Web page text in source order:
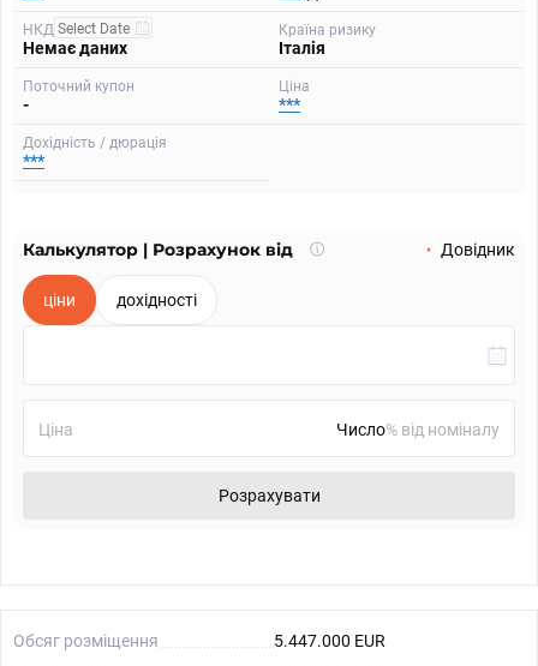
НКД
Немає даних
Країна ризику
Італія
Поточний купон
-
Ціна
***
Дохідність / дюрація
***
Калькулятор | Розрахунок від
Що
Довідник
ціни дохідності
Ціна % від номіналу
Розрахувати
Обсяг розміщення
5.447.000 EUR